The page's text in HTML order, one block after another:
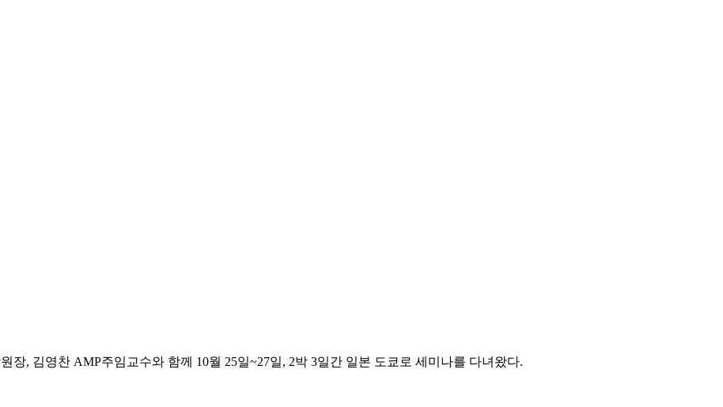
장, 김영찬 AMP주임교수와 함께 10월 25일~27일, 2박 3일간 일본 도쿄로 세미나를 다녀왔다.